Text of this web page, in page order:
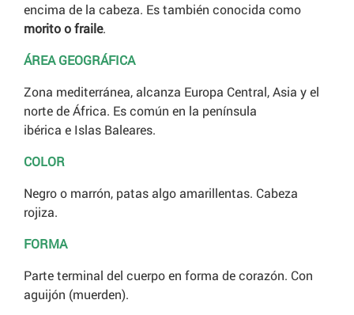
encima de la cabeza. Es también conocida como
morito o fraile.
ÁREA GEOGRÁFICA
Zona mediterránea, alcanza Europa Central, Asia y el
norte de África. Es común en la península
ibérica e Islas Baleares.
COLOR
Negro o marrón, patas algo amarillentas. Cabeza
rojiza.
FORMA
Parte terminal del cuerpo en forma de corazón. Con
aguijón (muerden).